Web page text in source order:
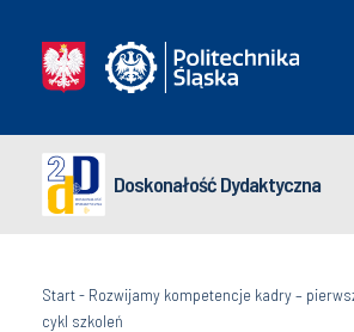
Doskonałość Dydaktyczna
Start- Rozwijamy kompetencje kadry –
cykl szkoleń